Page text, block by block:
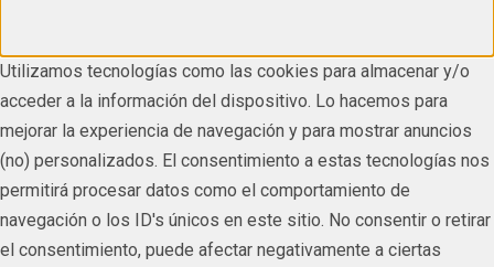
Utilizamos tecnologías como las cookies para almacenar y/o
acceder a la información del dispositivo. Lo hacemos para
mejorar la experiencia de navegación y para mostrar anuncios
(no) personalizados. El consentimiento a estas tecnologías nos
permitirá procesar datos como el comportamiento de
navegación o los ID's únicos en este sitio. No consentir o retirar
el consentimiento, puede afectar negativamente a ciertas